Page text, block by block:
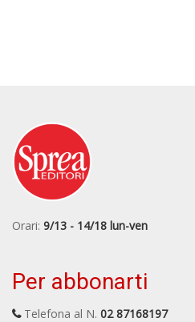
Orari: 9/13 - 14/18 lun-ven
Per abbonarti
Telefona al N. 02 87168197